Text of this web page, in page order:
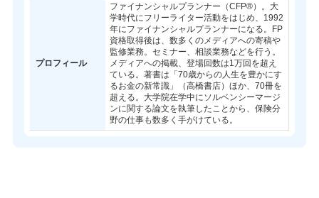
プロフィール
ファイナンシャルプランナー（CFP®）。大
学時代にフリーライター活動をはじめ、1992
年にファイナンシャルプランナーになる。FP
資格取得後は、数多くのメディアへの寄稿や
監修業務。セミナー、相談業務などを行う。
メディアへの掲載、登場回数は1万回を超え
ている。著書は「70歳からの人生を豊かにす
るお金の新常識」（高橋書店）ほか、70冊を
超える。大学院在学中にソルベンシーマージ
ンに関する論文を執筆したことから、保険分
野の仕事も数多く手がけている。